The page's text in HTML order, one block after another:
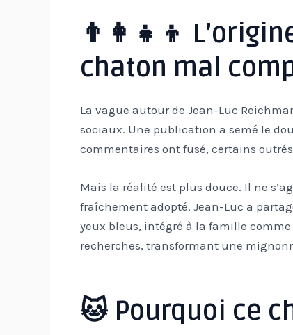
👨‍👩‍👧‍👦
chaton mal
La vague autour de Jean-Luc
sociaux. Une publication a semé le
commentaires ont fusé, certains
Mais la réalité est plus douce. Il ne
fraîchement adopté. Jean-Luc a
yeux bleus, intégré à la famille
recherches, transformant une
🐱 Pourquoi ce